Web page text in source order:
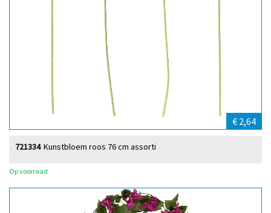
€ 2,64
Kunstbloem roos 76 cm assorti
721334
Op voorraad